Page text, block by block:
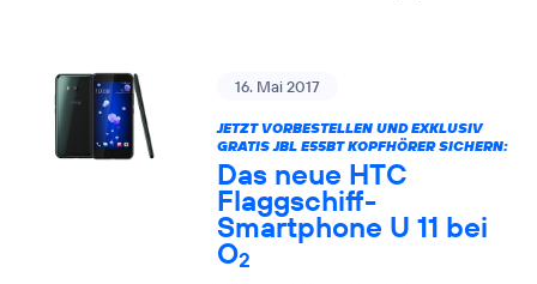
16. Mai 2017
JETZT VORBESTELLEN UND EXKLUSIV
GRATIS JBL E55BT KOPFHÖRER SICHERN:
Das neue HTC
Flaggschiff-
Smartphone U 11 bei
O2